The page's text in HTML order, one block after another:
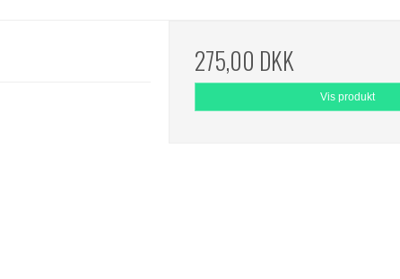
275,00 DKK
Vis produkt